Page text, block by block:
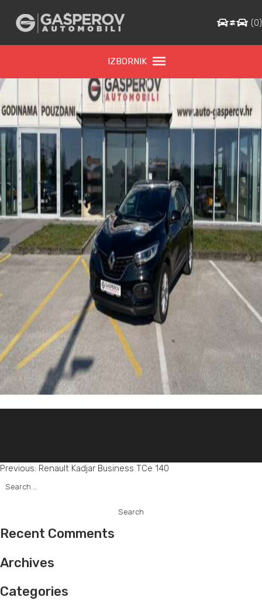
IZBORNIK
(0)
Post
navigation
Previous: Renault Kadjar Business TCe 140
for:
Recent Comments
Archives
Categories